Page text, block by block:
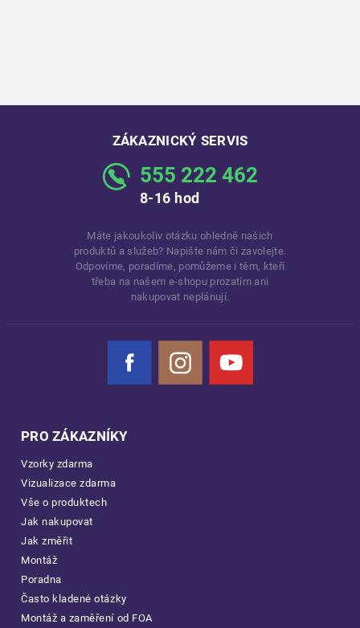
ZÁKAZNICKÝ SERVIS
555 222 462
8-16 hod
Máte jakoukoliv otázku ohledně našich
produktů a služeb? Napište nám či zavolejte.
Odpovíme, poradíme, pomůžeme i těm, kteří
třeba na našem e-shopu prozatím ani
nakupovat neplánují.
Facebook Instagram YouTube
PRO ZÁKAZNÍKY
Vzorky zdarma
Vizualizace zdarma
Vše o produktech
Jak nakupovat
Jak změřit
Montáž
Poradna
Často kladené otázky
Montáž a zaměření od FOA